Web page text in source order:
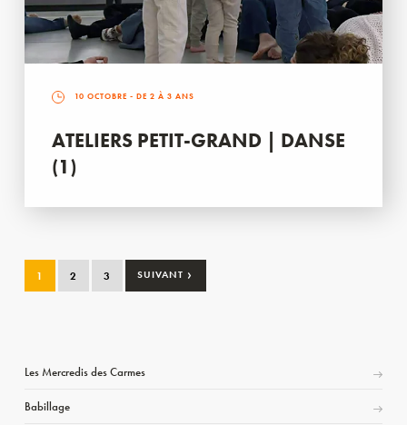
10 OCTOBRE - DE 2 À 3 ANS
ATELIERS PETIT-GRAND | DANSE
(1)
1 2 3 SUIVANT ›
Les Mercredis des Carmes
Babillage